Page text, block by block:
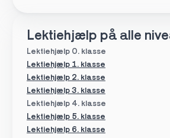
Lektiehjælp på alle
Lektiehjælp 0. klasse
Lektiehjælp 4. klasse
Lektiehjælp 5. klasse
Lektiehjælp 1. klasse
Lektiehjælp 6. klasse
Lektiehjælp 2. klasse
Lektiehjælp 3. klasse